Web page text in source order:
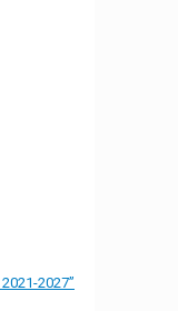
2027”